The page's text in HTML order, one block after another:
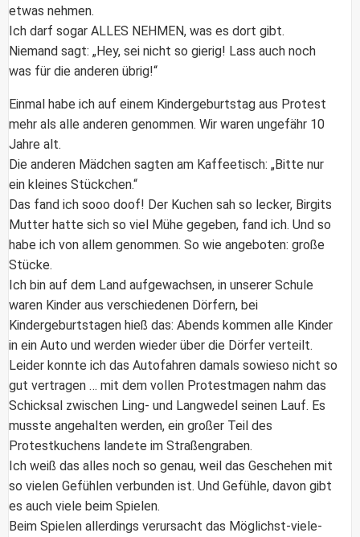
etwas nehmen.
Ich darf sogar ALLES NEHMEN, was es dort gibt.
Niemand sagt: „Hey, sei nicht so gierig! Lass auch noch
was für die anderen übrig!“
Einmal habe ich auf einem Kindergeburtstag aus Protest
mehr als alle anderen genommen. Wir waren ungefähr 10
Jahre alt.
Die anderen Mädchen sagten am Kaffeetisch: „Bitte nur
ein kleines Stückchen.“
Das fand ich sooo doof! Der Kuchen sah so lecker, Birgits
Mutter hatte sich so viel Mühe gegeben, fand ich. Und so
habe ich von allem genommen. So wie angeboten: große
Stücke.
Ich bin auf dem Land aufgewachsen, in unserer Schule
waren Kinder aus verschiedenen Dörfern, bei
Kindergeburtstagen hieß das: Abends kommen alle Kinder
in ein Auto und werden wieder über die Dörfer verteilt.
Leider konnte ich das Autofahren damals sowieso nicht so
gut vertragen … mit dem vollen Protestmagen nahm das
Schicksal zwischen Ling- und Langwedel seinen Lauf. Es
musste angehalten werden, ein großer Teil des
Protestkuchens landete im Straßengraben.
Ich weiß das alles noch so genau, weil das Geschehen mit
so vielen Gefühlen verbunden ist. Und Gefühle, davon gibt
es auch viele beim Spielen.
Beim Spielen allerdings verursacht das Möglichst-viele-